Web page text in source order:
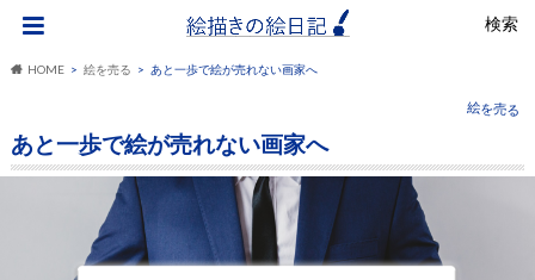
HOME 絵を売る あと一歩で絵が売れない画家へ
絵を売る
あと一歩で絵が売れない画家へ
検索